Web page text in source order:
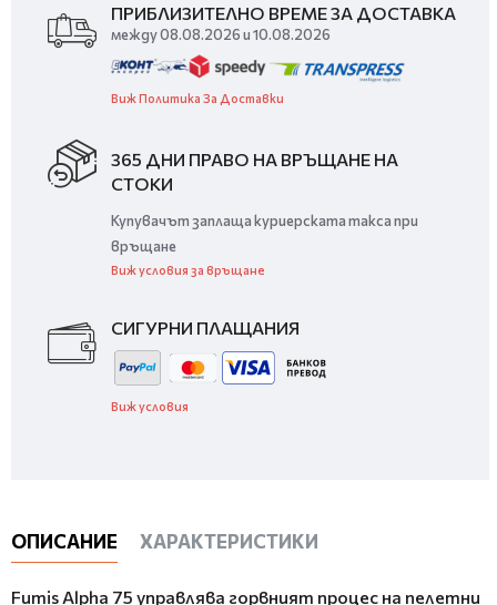
ПРИБЛИЗИТЕЛНО ВРЕМЕ ЗА ДОСТАВКА
между 08.08.2026 и 10.08.2026
Виж Политика За Доставки
365 ДНИ ПРАВО НА ВРЪЩАНЕ НА
СТОКИ
Купувачът заплаща куриерската такса при
връщане
Виж условия за връщане
СИГУРНИ ПЛАЩАНИЯ
Виж условия
ОПИСАНИЕ ХАРАКТЕРИСТИКИ
Fumis Alpha 75 управлява горвният процес на пелетни